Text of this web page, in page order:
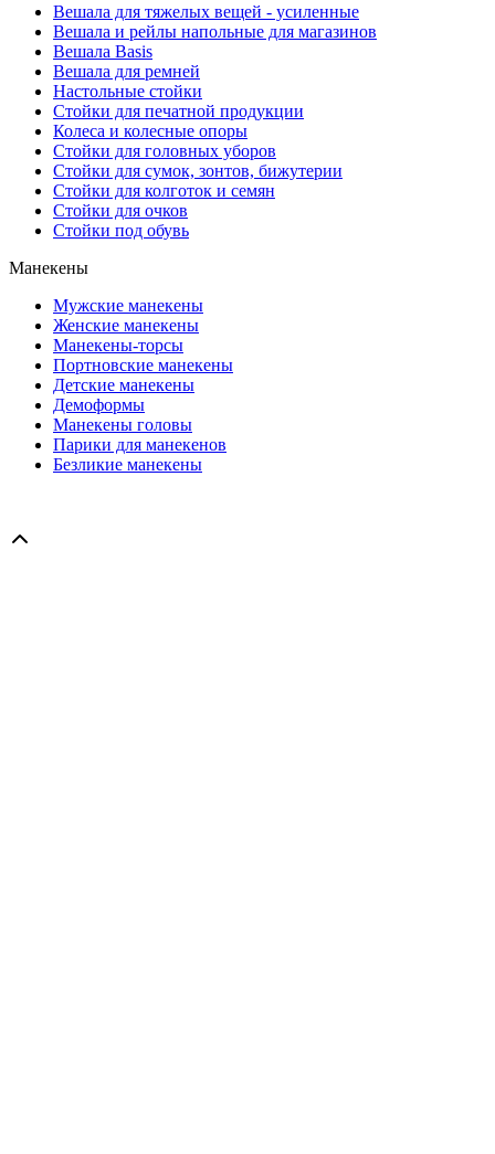
Вешала для тяжелых вещей - усиленные
Вешала и рейлы напольные для магазинов
Вешала Basis
Вешала для ремней
Настольные стойки
Стойки для печатной продукции
Колеса и колесные опоры
Стойки для головных уборов
Стойки для сумок, зонтов, бижутерии
Стойки для колготок и семян
Стойки для очков
Стойки под обувь
Манекены
Мужские манекены
Женские манекены
Манекены-торсы
Портновские манекены
Детские манекены
Демоформы
Манекены головы
Парики для манекенов
Безликие манекены